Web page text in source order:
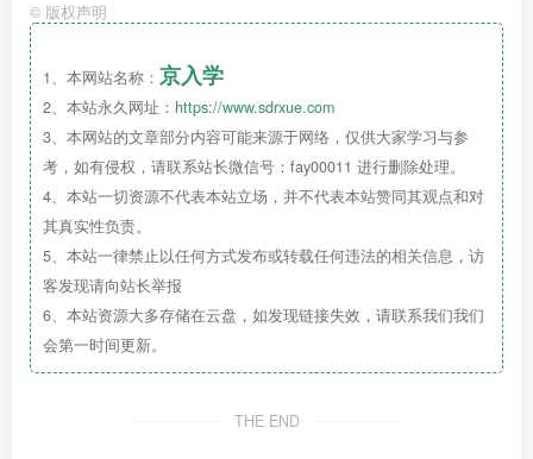
所需材料
在北京上幼儿园，
步骤！
明、出生医学证明、预防接种接种证、特殊证件
© 版权声明
1、本网站名称： 京入学
2、本站永久网址： https://www.sdrxue.com
3、本网站的文章部分内容可能来源于网络，仅供大家学习与参
考，如有侵权，请联系站长微信号：fay00011 进行删除处理。
4、本站一切资源不代表本站立场，并不代表本站赞同其观点和对
其真实性负责。
5、本站一律禁止以任何方式发布或转载任何违法的相关信息，访
客发现请向站长举报
6、本站资源大多存储在云盘，如发现链接失效，请联系我们我们
会第一时间更新。
THE END